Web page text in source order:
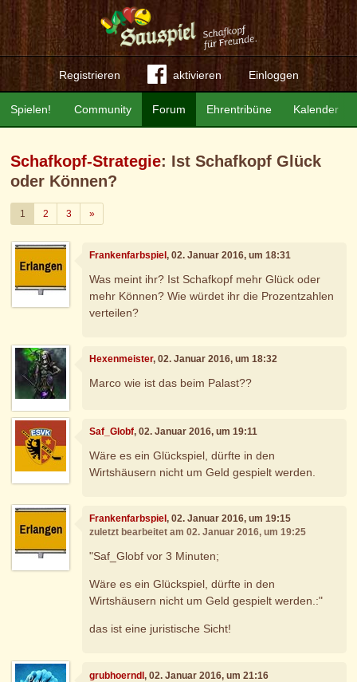
Registrieren aktivieren Einloggen
Community Forum Ehrentribüne Kalender
Spielen!
Schafkopf-Strategie: Ist Schafkopf Glück
oder Können?
1 2 3 »Weiter
Frankenfarbspiel, 02. Januar 2016, um 18:31
Was meint ihr? Ist Schafkopf mehr Glück oder
mehr Können? Wie würdet ihr die Prozentzahlen
verteilen?
Hexenmeister, 02. Januar 2016, um 18:32
Marco wie ist das beim Palast??
Saf_Globf, 02. Januar 2016, um 19:11
Wäre es ein Glückspiel, dürfte in den
Wirtshäusern nicht um Geld gespielt werden.
Frankenfarbspiel, 02. Januar 2016, um 19:15
zuletzt bearbeitet am 02. Januar 2016, um 19:25
"Saf_Globf vor 3 Minuten;
Wäre es ein Glückspiel, dürfte in den
Wirtshäusern nicht um Geld gespielt werden.:"
das ist eine juristische Sicht!
grubhoerndl, 02. Januar 2016, um 21:16